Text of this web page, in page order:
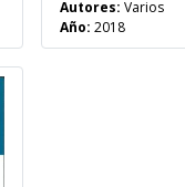
Autores: Varios
Año:2018